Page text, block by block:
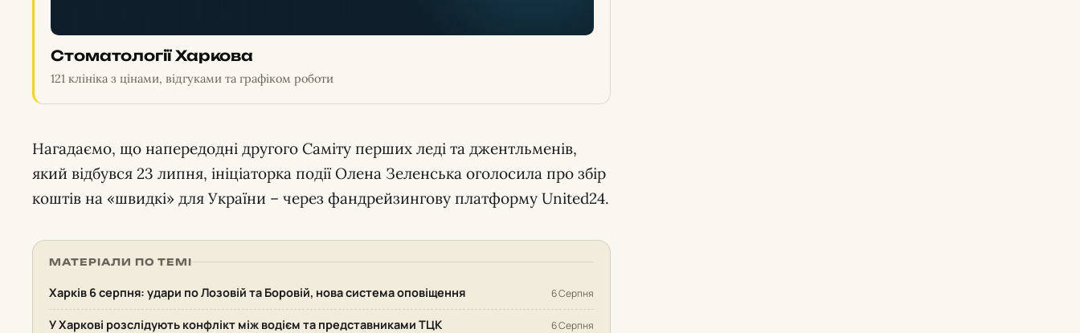
Стоматології Харкова
121 клініка з цінами, відгуками та графіком роботи
Нагадаємо, що напередодні другого Саміту перших леді та джентльменів,
який відбувся 23 липня, ініціаторка події Олена Зеленська оголосила про збір
коштів на «швидкі» для України – через фандрейзингову платформу United24.
МАТЕРІАЛИ ПО ТЕМІ
Харків 6 серпня: удари по Лозовій та Боровій, нова система оповіщення 6 Серпня
У Харкові розслідують конфлікт між водієм та представниками ТЦК 6 Серпня